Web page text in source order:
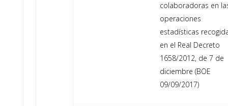
colaboradoras en
operaciones
estadísticas
en el Real Decreto
1658/2012, de 7 de
diciembre (BOE
09/09/2017)